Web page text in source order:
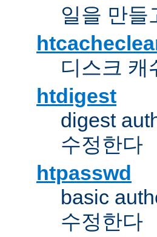
일을 만들
디스크 캐
htdigest
digest
수정한다
htpasswd
basic
수정한다